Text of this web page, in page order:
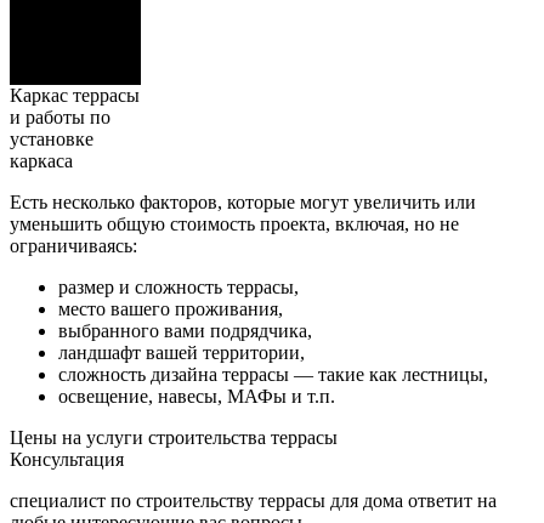
Каркас террасы
и работы по
установке
каркаса
Есть несколько факторов, которые могут увеличить или
уменьшить общую стоимость проекта, включая, но не
ограничиваясь:
размер и сложность террасы,
место вашего проживания,
выбранного вами подрядчика,
ландшафт вашей территории,
сложность дизайна террасы — такие как лестницы,
освещение, навесы, МАФы и т.п.
Цены на услуги строительства террасы
Консультация
специалист по строительству террасы для дома ответит на